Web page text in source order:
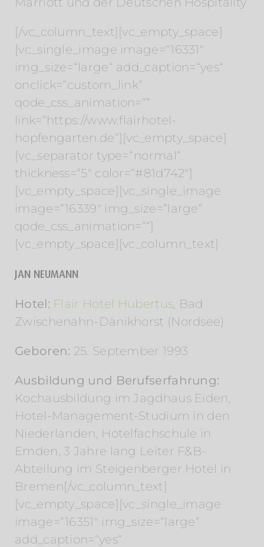
[/vc_column_text][vc_empty_space]
[vc_single_image image=“16331″
img_size=“large“ add_caption=“yes“
onclick=“custom_link“
qode_css_animation=““
link=“https://www.flairhotel-
hopfengarten.de“][vc_empty_space]
[vc_separator type=“normal“
thickness=“5″ color=“#81d742″]
[vc_empty_space][vc_single_image
image=“16339″ img_size=“large“
qode_css_animation=““]
[vc_empty_space][vc_column_text]
JAN NEUMANN
Hotel: Flair Hotel Hubertus , Bad
Zwischenahn-Dänikhorst (Nordsee)
Geboren: 25. September 1993
Ausbildung und Berufserfahrung:
Kochausbildung im Jagdhaus Eiden,
Hotel-Management-Studium in den
Niederlanden, Hotelfachschule in
Emden, 3 Jahre lang Leiter F&B-
Abteilung im Steigenberger Hotel in
Bremen[/vc_column_text]
[vc_empty_space][vc_single_image
image=“16351″ img_size=“large“
add_caption=“yes“